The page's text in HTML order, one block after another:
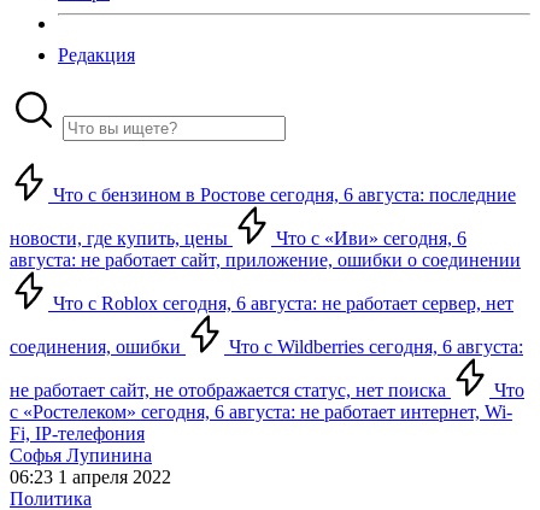
Редакция
Что с бензином в Ростове сегодня, 6 августа: последние
новости, где купить, цены
Что с «Иви» сегодня, 6
августа: не работает сайт, приложение, ошибки о соединении
Что с Roblox сегодня, 6 августа: не работает сервер, нет
соединения, ошибки Что с Wildberries сегодня, 6 августа:
не работает сайт, не отображается статус, нет поиска
Что
с «Ростелеком» сегодня, 6 августа: не работает интернет, Wi-
Fi, IP-телефония
Софья Лупинина
06:23 1 апреля 2022
Политика